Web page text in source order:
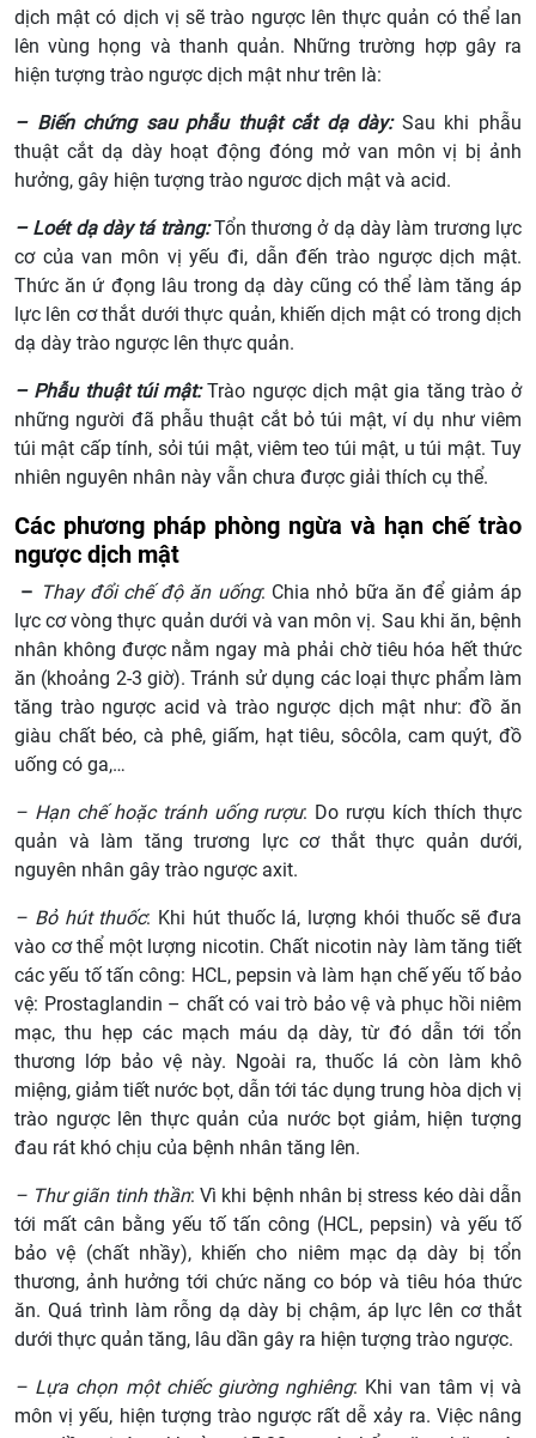
dịch mật có dịch vị sẽ trào ngược lên thực quản có thể lan
lên vùng họng và thanh quản. Những trường hợp gây ra
hiện tượng trào ngược dịch mật như trên là:
– Biến chứng sau phẫu thuật cắt dạ dày:Sau khi phẫu
thuật cắt dạ dày hoạt động đóng mở van môn vị bị ảnh
hưởng, gây hiện tượng trào ngươc dịch mật và acid.
– Loét dạ dày tá tràng: Tổn thương ở dạ dày làm trương lực
cơ của van môn vị yếu đi, dẫn đến trào ngược dịch mật.
Thức ăn ứ đọng lâu trong dạ dày cũng có thể làm tăng áp
lực lên cơ thắt dưới thực quản, khiến dịch mật có trong dịch
dạ dày trào ngược lên thực quản.
– Phẫu thuật túi mật: Trào ngược dịch mật gia tăng trào ở
những người đã phẫu thuật cắt bỏ túi mật, ví dụ như viêm
túi mật cấp tính, sỏi túi mật, viêm teo túi mật, u túi mật. Tuy
nhiên nguyên nhân này vẫn chưa được giải thích cụ thể.
Các phương pháp phòng ngừa và hạn chế trào
ngược dịch mật
– Thay đổi chế độ ăn uống: Chia nhỏ bữa ăn để giảm áp
lực cơ vòng thực quản dưới và van môn vị. Sau khi ăn, bệnh
nhân không được nằm ngay mà phải chờ tiêu hóa hết thức
ăn (khoảng 2-3 giờ). Tránh sử dụng các loại thực phẩm làm
tăng trào ngược acid và trào ngược dịch mật như: đồ ăn
giàu chất béo, cà phê, giấm, hạt tiêu, sôcôla, cam quýt, đồ
uống có ga,…
– Hạn chế hoặc tránh uống rượu: Do rượu kích thích thực
quản và làm tăng trương lực cơ thắt thực quản dưới,
nguyên nhân gây trào ngược axit.
– Bỏ hút thuốc: Khi hút thuốc lá, lượng khói thuốc sẽ đưa
vào cơ thể một lượng nicotin. Chất nicotin này làm tăng tiết
các yếu tố tấn công: HCL, pepsin và làm hạn chế yếu tố bảo
vệ: Prostaglandin – chất có vai trò bảo vệ và phục hồi niêm
mạc, thu hẹp các mạch máu dạ dày, từ đó dẫn tới tổn
thương lớp bảo vệ này. Ngoài ra, thuốc lá còn làm khô
miệng, giảm tiết nước bọt, dẫn tới tác dụng trung hòa dịch vị
trào ngược lên thực quản của nước bọt giảm, hiện tượng
đau rát khó chịu của bệnh nhân tăng lên.
– Thư giãn tinh thần: Vì khi bệnh nhân bị stress kéo dài dẫn
tới mất cân bằng yếu tố tấn công (HCL, pepsin) và yếu tố
bảo vệ (chất nhầy), khiến cho niêm mạc dạ dày bị tổn
thương, ảnh hưởng tới chức năng co bóp và tiêu hóa thức
ăn. Quá trình làm rỗng dạ dày bị chậm, áp lực lên cơ thắt
dưới thực quản tăng, lâu dần gây ra hiện tượng trào ngược.
– Lựa chọn một chiếc giường nghiêng: Khi van tâm vị và
môn vị yếu, hiện tượng trào ngược rất dễ xảy ra. Việc nâng